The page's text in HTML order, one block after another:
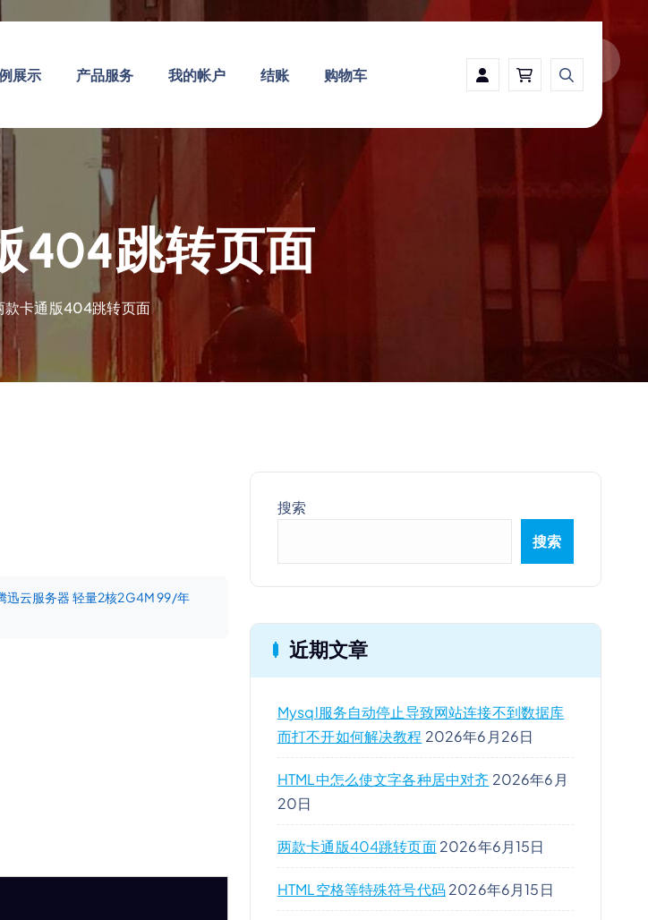
展示 产品服务 我的帐户 结账 购物车
404跳转页面
款卡通版404跳转页面
迅云服务器 轻量2核2G4M 99/年
搜索
搜索
近期文章
Mysql服务自动停止导致网站连接不到数据库
而打不开如何解决教程 2026年6月26日
HTML中怎么使文字各种居中对齐 2026年6月
20日
两款卡通版404跳转页面 2026年6月15日
HTML空格等特殊符号代码2026年6月15日